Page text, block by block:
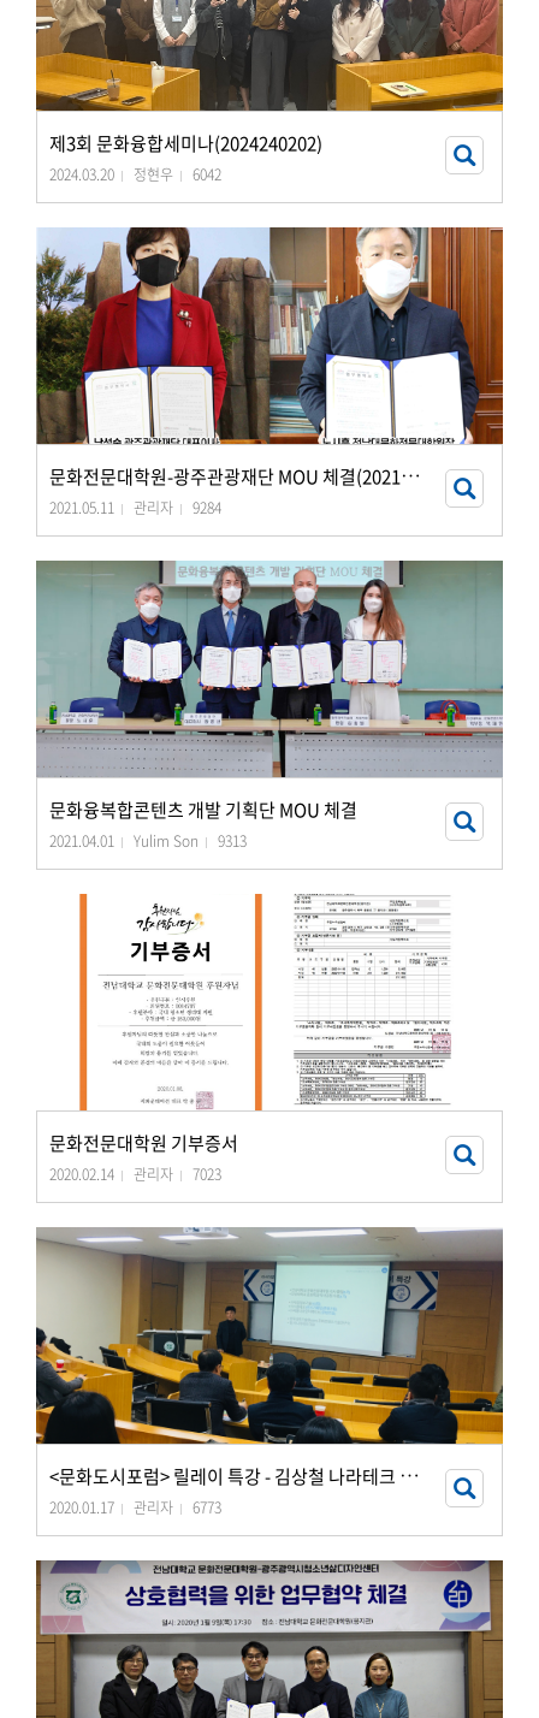
제3회 문화융합세미나(2024240202)
2024.03.20 정현우 6042
문
화전문대학원-광주관광재단 MOU 체결(20210428)
2021.05.11 관리자 9284
문화융복합콘텐츠 개발 기획단 MOU 체결
2021.04.01 Yulim Son 9313
문화전문대학원 기부증서
2020.02.14 관리자 7023
<
문화도시포럼> 릴레이 특강 - 김상철 나라테크 대표(2020.01.16.)
2020.01.17 관리자 6773